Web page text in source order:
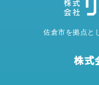
佐倉市を拠点と
株式